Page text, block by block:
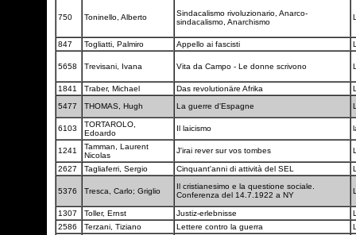
750 Toninello, Alberto
Sindacalismo rivoluzionario, Anarco-
sindacalismo, Anarchismo
847 Togliatti, Palmiro Appello ai fascisti
5658 Trevisani, Ivana Vita da Campo - Le donne scrivono
1841 Traber, Michael Das revolutionäre Afrika
5477
THOMAS, Hugh La guerre d'Espagne
6103
TORTAROLO,
Edoardo
Il laicismo
1241
Tamman, Laurent
Nicolas
J'irai rever sur vos tombes
2627 Tagliaferri, Sergio Cinquant'anni di attività del SEL
5376 Tresca, Carlo; Griglio
Il cristianesimo e la questione sociale.
Conferenza del 14.7.1922 a NY
1307 Toller, Ernst Justiz-erlebnisse
2586
Terzani, Tiziano Lettere contro la guerra